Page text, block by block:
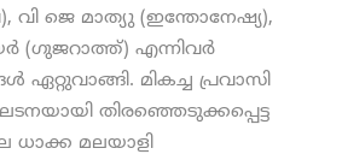
ജെ മാത്യു (ഇന്തോനേഷ്യ),
(ഗുജറാത്ത്) എന്നിവർ
മികച്ച പ്രവാസി
തിരഞ്ഞെടുക്കപ്പെട്ട
ധാക്ക മലയാളി